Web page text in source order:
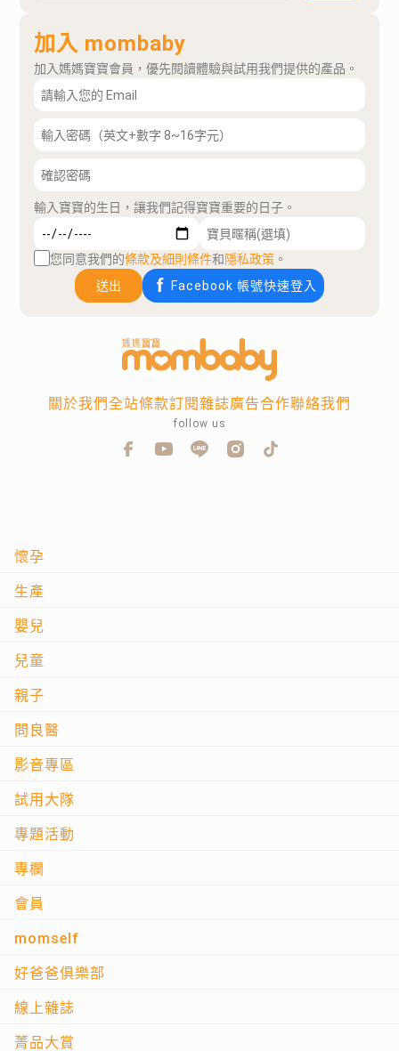
加入 mombaby
加入媽媽寶寶會員，優先閱讀體驗與試用我們提供的產品。
輸入寶寶的生日，讓我們記得寶寶重要的日子。
您同意我們的條款及細則條件和隱私政策 。
送出
Facebook 帳號快速登入
懷孕
生產
嬰兒
兒童
親子
問良醫
影音專區
試用大隊
專題活動
專欄
會員
momself
好爸爸俱樂部
線上雜誌
菁品大賞
關於我們全站條款訂閱雜誌廣告合作聯絡我們
follow us